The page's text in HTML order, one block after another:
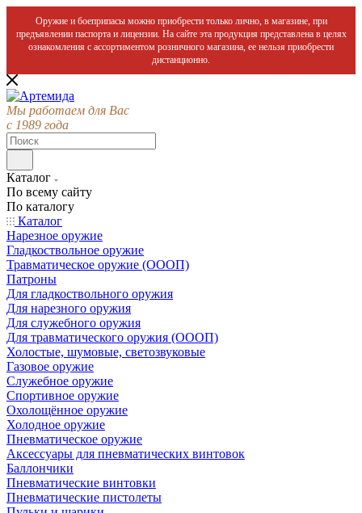
Оружие и боеприпасы можно приобрести только лично, в магазине, при
предъявлении паспорта и лицензии. На сайте эта продукция представлена в целях
ознакомления с ассортиментом розничного магазина, ее нельзя приобрести
дистанционно.
Мы работаем для Вас
с 1989 года
Каталог
По всему сайту
По каталогу
Каталог
Нарезное оружие
Гладкоствольное оружие
Травматическое оружие (ОООП)
Патроны
Для гладкоствольного оружия
Для нарезного оружия
Для служебного оружия
Для травматического оружия (ОООП)
Холостые, шумовые, светозвуковые
Газовое оружие
Служебное оружие
Спортивное оружие
Охолощённое оружие
Холодное оружие
Пневматическое оружие
Аксессуары для пневматических винтовок
Баллончики
Пневматические винтовки
Пневматические пистолеты